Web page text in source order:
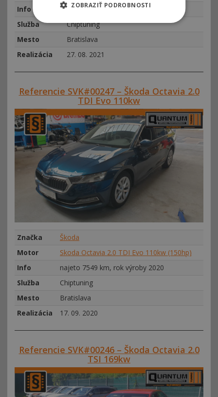
Info
najeto 73698 km, rok výroby 2016
Služba
Chiptuning
Mesto
Bratislava
Realizácia
27. 08. 2021
Referencie SVK#00247 – Škoda Octavia 2.0
TDI Evo 110kw
Značka
Škoda
Motor
Skoda Octavia 2.0 TDI Evo 110kw (150hp)
Info
najeto 7549 km, rok výroby 2020
Služba
Chiptuning
Mesto
Bratislava
Realizácia
17. 09. 2020
Referencie SVK#00246 – Škoda Octavia 2.0
TSI 169kw
ZOBRAZIŤ PODROBNOSTI